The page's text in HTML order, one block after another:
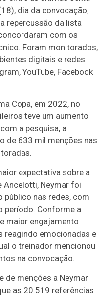
dia da convocação,
repercussão da lista
com os
Foram monitorados,
digitais e redes
YouTube, Facebook
Copa, em 2022, no
teve um aumento
a pesquisa, a
de 633 mil menções nas
expectativa sobre a
Ancelotti, Neymar foi
público nas redes, com
período. Conforme a
maior engajamento
reagindo emocionadas e
o treinador mencionou
na convocação.
de menções a Neymar
as 20.519 referências